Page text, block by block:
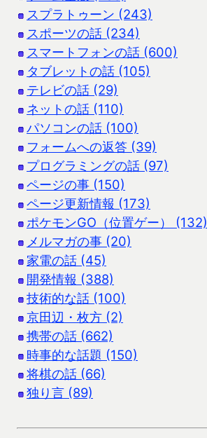
スプラトゥーン (243)
スポーツの話 (234)
スマートフォンの話 (600)
タブレットの話 (105)
テレビの話 (29)
ネットの話 (110)
パソコンの話 (100)
フォームへの返答 (39)
プログラミングの話 (97)
ページの事 (150)
ページ更新情報 (173)
ポケモンGO（位置ゲー） (132)
メルマガの事 (20)
家電の話 (45)
開発情報 (388)
技術的な話 (100)
京田辺・枚方 (2)
携帯の話 (662)
時事的な話題 (150)
将棋の話 (66)
独り言 (89)